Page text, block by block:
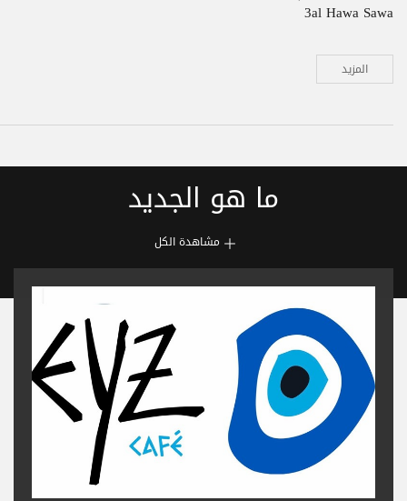
3al Hawa Sawa
المزيد
ما هو الجديد
مشاهدة الكل